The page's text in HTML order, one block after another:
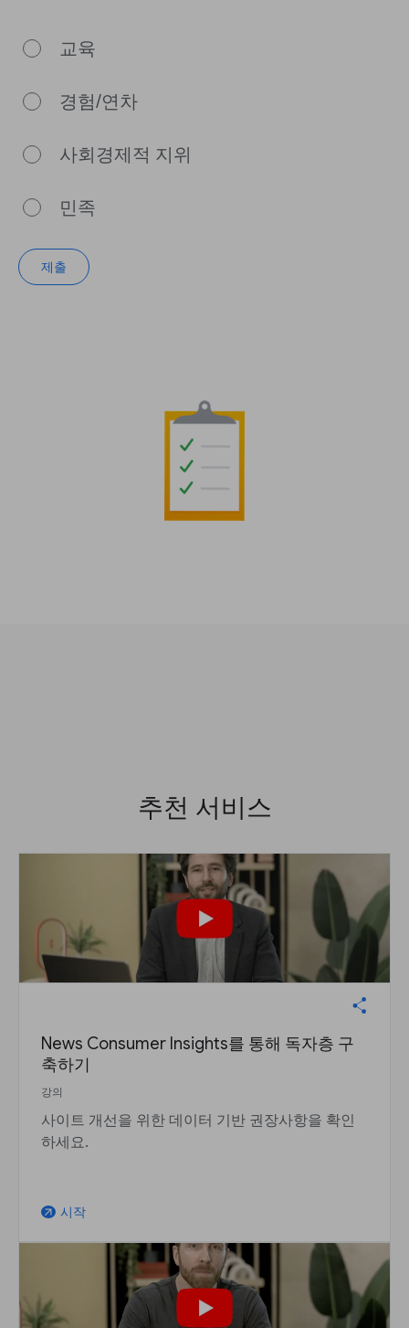
교육
경험/연차
사회경제적 지위
민족
제출
추천 서비스
News Consumer Insights를 통해 독자층 구
축하기
강의
사이트 개선을 위한 데이터 기반 권장사항을 확인
하세요.
arrow_outward 시작